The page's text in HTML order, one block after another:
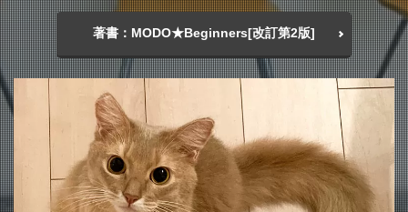
著書：MODO★Beginners[改訂第2版]